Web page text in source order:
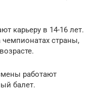
карьеру в 14-16 лет.
страны,
работают
балет.